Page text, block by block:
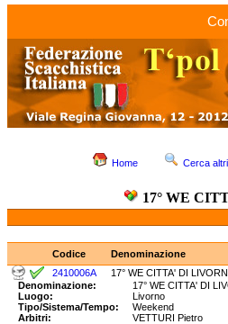
Home Cerca
17° WE
Codice
Denominazione
2410006A
17° WE CITTA' DI
Denominazione:
17° WE CITTA' DI
Luogo:
Livorno
Tipo/Sistema/Tempo:
Weekend
Arbitri:
VETTURI Pietro